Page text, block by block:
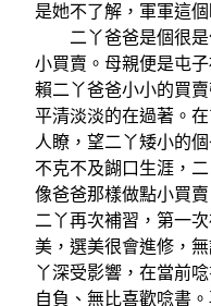
是她不了解，軍軍這
二丫爸爸是個很是
小買賣。母親便是屯
賴二丫爸爸小小的買
平清淡淡的在過著。
人瞭，望二丫矮小的
不克不及餬口生涯，
像爸爸那樣做點小買
二丫再次補習，第一
美，選美很會進修，
丫深受影響，在當前
自負、無比喜歡唸書